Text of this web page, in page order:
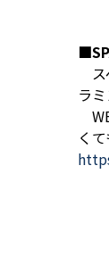
ス
ラ
く